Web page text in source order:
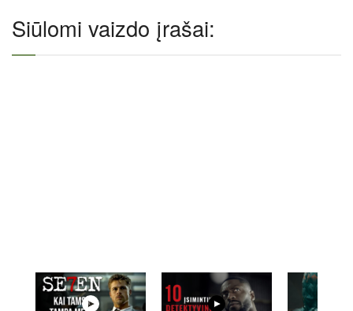
Siūlomi vaizdo įrašai: